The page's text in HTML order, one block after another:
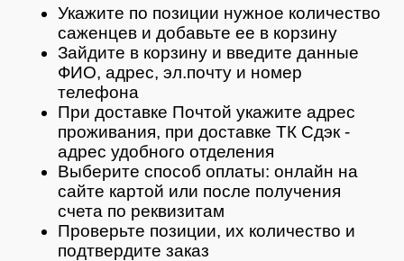
Укажите по позиции нужное количество
саженцев и добавьте ее в корзину
Зайдите в корзину и введите данные
ФИО, адрес, эл.почту и номер
телефона
При доставке Почтой укажите адрес
проживания, при доставке ТК Сдэк -
адрес удобного отделения
Выберите способ оплаты: онлайн на
сайте картой или после получения
счета по реквизитам
Проверьте позиции, их количество и
подтвердите заказ